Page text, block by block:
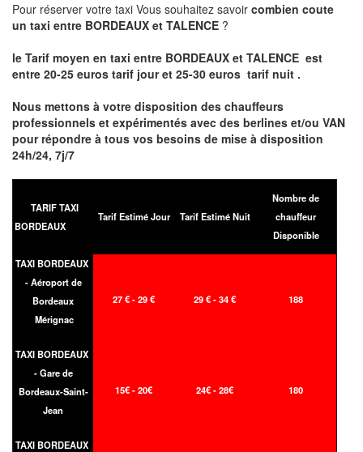
Pour réserver votre taxi Vous souhaitez savoir combien coute
un taxi entre BORDEAUX et TALENCE ?
le Tarif moyen en taxi entre BORDEAUX et TALENCE est
entre 20-25 euros tarif jour et 25-30 euros tarif nuit .
Nous mettons à votre disposition des chauffeurs
professionnels et expérimentés avec des berlines et/ou VAN
pour répondre à tous vos besoins de mise à disposition
24h/24, 7j/7
TARIF TAXI
BORDEAUX
Tarif Estimé Jour Tarif Estimé Nuit
Nombre de
chauffeur
Disponible
TAXI BORDEAUX
- Aéroport de
Bordeaux
Mérignac
27 € - 29 € 29 € - 34 € 188
TAXI BORDEAUX
- Gare de
Bordeaux-Saint-
Jean
15€ - 20€ 24€ - 28€ 180
TAXI BORDEAUX